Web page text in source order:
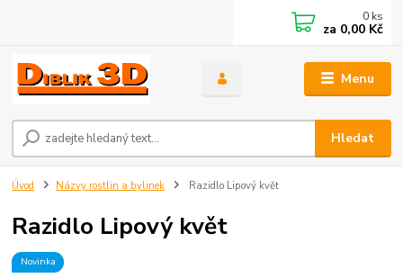
Menu
Hledat
0 ks
za 0,00 Kč
Úvod Názvy rostlin a bylinek Razidlo Lipový květ
Razidlo Lipový květ
Novinka